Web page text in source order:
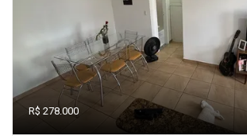
R$ 278.000